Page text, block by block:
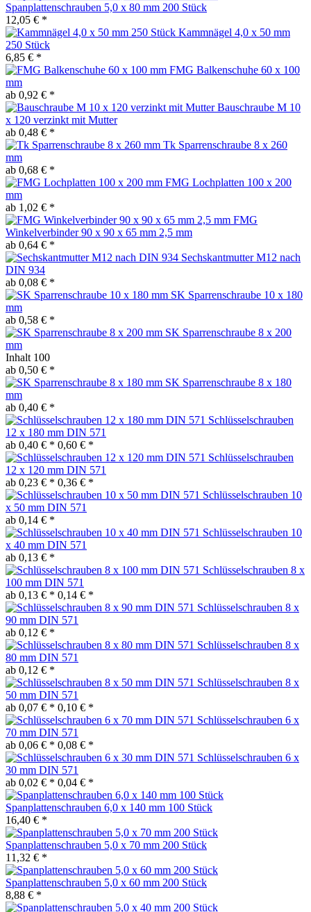
Spanplattenschrauben 5,0 x 80 mm 200 Stück
12,05 € *
Kammnägel 4,0 x 50 mm
250 Stück
6,85 € *
FMG Balkenschuhe 60 x 100
mm
ab 0,92 € *
Bauschraube M 10
x 120 verzinkt mit Mutter
ab 0,48 € *
Tk Sparrenschraube 8 x 260
mm
ab 0,68 € *
FMG Lochplatten 100 x 200
mm
ab 1,02 € *
FMG
Winkelverbinder 90 x 90 x 65 mm 2,5 mm
ab 0,64 € *
Sechskantmutter M12 nach
DIN 934
ab 0,08 € *
SK Sparrenschraube 10 x 180
mm
ab 0,58 € *
SK Sparrenschraube 8 x 200
mm
Inhalt 100
ab 0,50 € *
SK Sparrenschraube 8 x 180
mm
ab 0,40 € *
Schlüsselschrauben
12 x 180 mm DIN 571
ab 0,40 € * 0,60 € *
Schlüsselschrauben
12 x 120 mm DIN 571
ab 0,23 € * 0,36 € *
Schlüsselschrauben 10
x 50 mm DIN 571
ab 0,14 € *
Schlüsselschrauben 10
x 40 mm DIN 571
ab 0,13 € *
Schlüsselschrauben 8 x
100 mm DIN 571
ab 0,13 € * 0,14 € *
Schlüsselschrauben 8 x
90 mm DIN 571
ab 0,12 € *
Schlüsselschrauben 8 x
80 mm DIN 571
ab 0,12 € *
Schlüsselschrauben 8 x
50 mm DIN 571
ab 0,07 € * 0,10 € *
Schlüsselschrauben 6 x
70 mm DIN 571
ab 0,06 € * 0,08 € *
Schlüsselschrauben 6 x
30 mm DIN 571
ab 0,02 € * 0,04 € *
Spanplattenschrauben 6,0 x 140 mm 100 Stück
16,40 € *
Spanplattenschrauben 5,0 x 70 mm 200 Stück
11,32 € *
Spanplattenschrauben 5,0 x 60 mm 200 Stück
8,88 € *